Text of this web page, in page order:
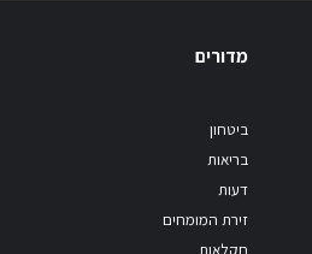
מדורים
ביטחון
בריאות
דעות
זירת המומחים
חקלאות